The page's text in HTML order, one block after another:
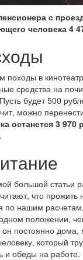
с
человека 4
походы в
средства на
будет 500
можно
останется 3 970
большой статьи
что прожить
по нашим
положении,
постоянно дома,
который
и обеды на работе.